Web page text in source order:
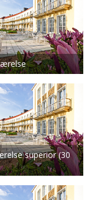
superior (30